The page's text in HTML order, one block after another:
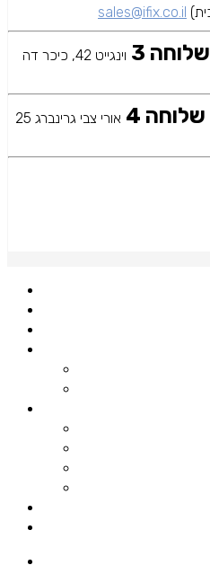
sales@ifix.co.il
וינגייט 42, כיכר דה
אורי צבי גרינברג 25